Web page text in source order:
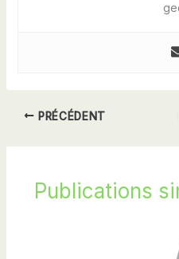
PRÉCÉDENT
Publications